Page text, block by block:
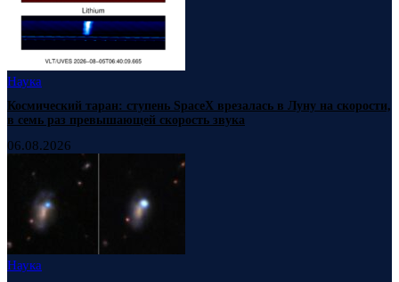
Наука
Космический таран: ступень SpaceX врезалась в Луну на скорости,
в семь раз превышающей скорость звука
06.08.2026
Наука